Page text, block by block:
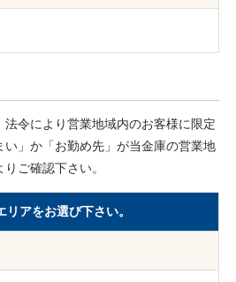
令により営業地域内のお客様に限定
い」か「お勤め先」が当金庫の営業地
ご確認下さい。
リアをお選び下さい。